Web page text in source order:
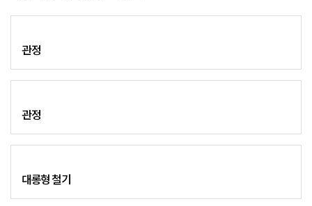
관정
관정
대롱형 철기